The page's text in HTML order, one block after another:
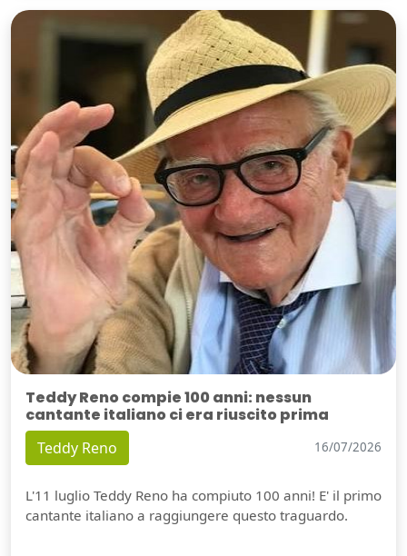
Teddy Reno compie 100 anni: nessun
cantante italiano ci era riuscito prima
Teddy Reno 16/07/2026
L'11 luglio Teddy Reno ha compiuto 100 anni! E' il primo
cantante italiano a raggiungere questo traguardo.